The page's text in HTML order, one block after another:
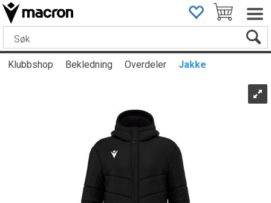
Klubbshop Bekledning Overdeler Jakke